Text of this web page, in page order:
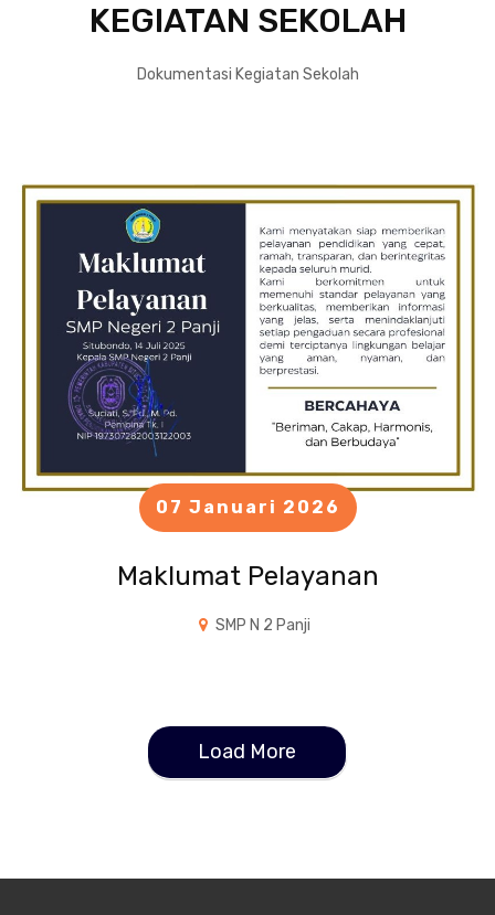
KEGIATAN SEKOLAH
Dokumentasi Kegiatan Sekolah
07 Januari 2026
Maklumat Pelayanan
SMP N 2 Panji
Load More